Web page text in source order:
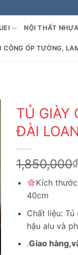
NỘI THẤT
CÔNG ỐP TƯỜNG,
TỦ GIÀY
ĐÀI
1,850,000₫
Kích
40cm
Chất liệu:
hậu alu và
.Giao